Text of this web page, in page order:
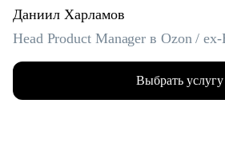
Даниил Харламов
Head Product Manager в Ozon /
Выбрать услугу